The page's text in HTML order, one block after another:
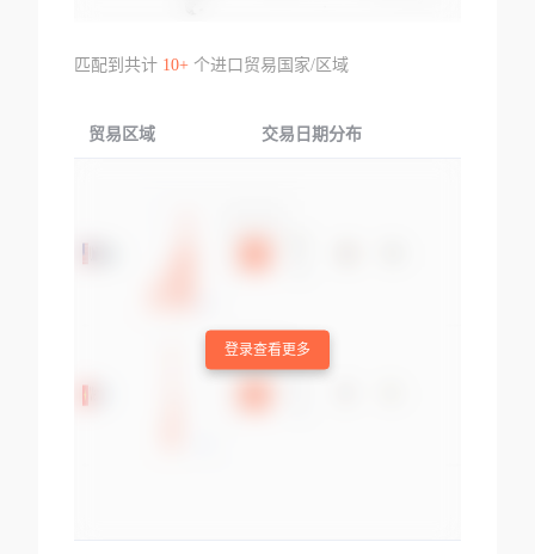
匹配到共计 10+个进口贸易国家/区域
贸易区域 交易日期分布
登录查看更多